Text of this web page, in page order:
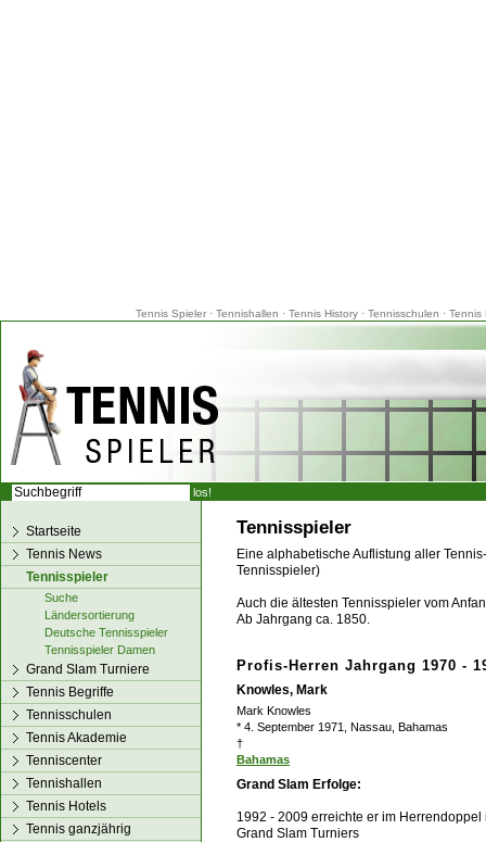
Tennis Spieler· Tennishallen · Tennis History· Tennisschulen · Tennis
Tennisspieler
Eine alphabetische Auflistung aller
Tennisspieler)
Auch die ältesten Tennisspieler vom
Ab Jahrgang ca. 1850.
Profis-Herren Jahrgang 1970 -
Knowles, Mark
Mark Knowles
* 4. September 1971, Nassau, Bahamas
†
Bahamas
Grand Slam Erfolge:
1992 - 2009 erreichte er im
Grand Slam Turniers
Startseite
Tennis News
Tennisspieler
Suche
Ländersortierung
Deutsche Tennisspieler
Tennisspieler Damen
Grand Slam Turniere
Tennis Begriffe
Tennisschulen
Tennis Akademie
Tenniscenter
Tennishallen
Tennis Hotels
Tennis ganzjährig
los!